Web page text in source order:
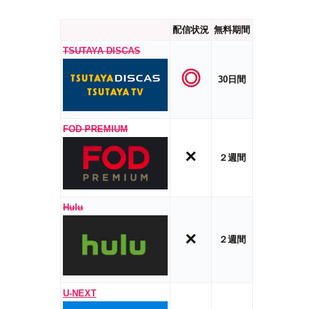
配信状況 無料期間
TSUTAYA DISCAS
◎ 30日間
FOD PREMIUM
× ２週間
Hulu
× ２週間
U-NEXT